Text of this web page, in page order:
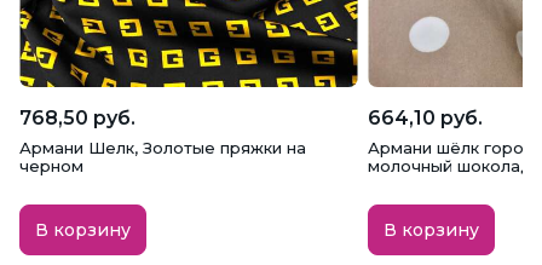
768,50 руб.
Армани Шелк, Золотые пряжки на
черном
В корзину
664,10 руб.
Армани шёлк горох
молочный шоколад
В корзину